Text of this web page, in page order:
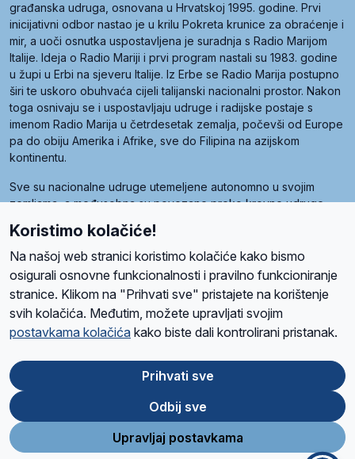
građanska udruga, osnovana u Hrvatskoj 1995. godine. Prvi
inicijativni odbor nastao je u krilu Pokreta krunice za obraćenje i
mir, a uoči osnutka uspostavljena je suradnja s Radio Marijom
Italije. Ideja o Radio Mariji i prvi program nastali su 1983. godine
u župi u Erbi na sjeveru Italije. Iz Erbe se Radio Marija postupno
širi te uskoro obuhvaća cijeli talijanski nacionalni prostor. Nakon
toga osnivaju se i uspostavljaju udruge i radijske postaje s
imenom Radio Marija u četrdesetak zemalja, počevši od Europe
pa do obiju Amerika i Afrike, sve do Filipina na azijskom
kontinentu.
Sve su nacionalne udruge utemeljene autonomno u svojim
zemljama, a međusobna su povezane preko krovne udruge
Radio Maria). Svjetsku obitelj utemeljilo je sedam članica, među
kojima je i hrvatska Udruga Radio Marija.
O namaRadio ProgramVolonteriPrijateljiKontaktPravila privatnosti
Ova stranica je zaštićena Google reCAPTCHA sustavom
Store
Google
Play
Koristimo kolačiće!
Na našoj web stranici koristimo kolačiće kako bismo
osigurali osnovne funkcionalnosti i pravilno funkcioniranje
stranice. Klikom na "Prihvati sve" pristajete na korištenje
svih kolačića. Međutim, možete upravljati svojim
postavkama kolačića kako biste dali kontrolirani pristanak.
Prihvati sve
Odbij sve
Upravljaj postavkama